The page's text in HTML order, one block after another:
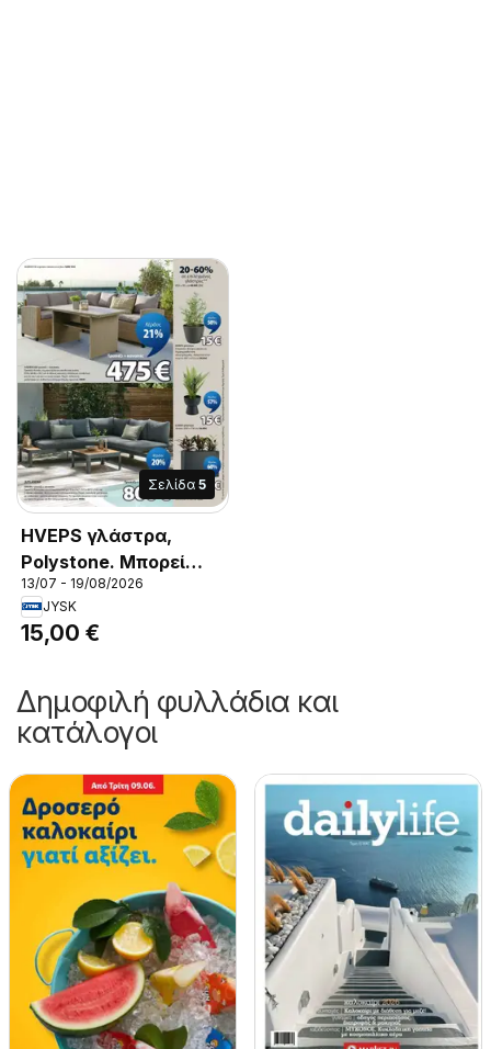
Σελίδα 5
HVEPS γλάστρα,
Polystone. Μπορεί
εύκολα να
δημιουργηθεί στη
αποστράγγισης.
παγετό. Ø41 x H33 cm
29,99€
13/07 - 19/08/2026
JYSK
15,00 €
Δημοφιλή φυλλάδια και
κατάλογοι